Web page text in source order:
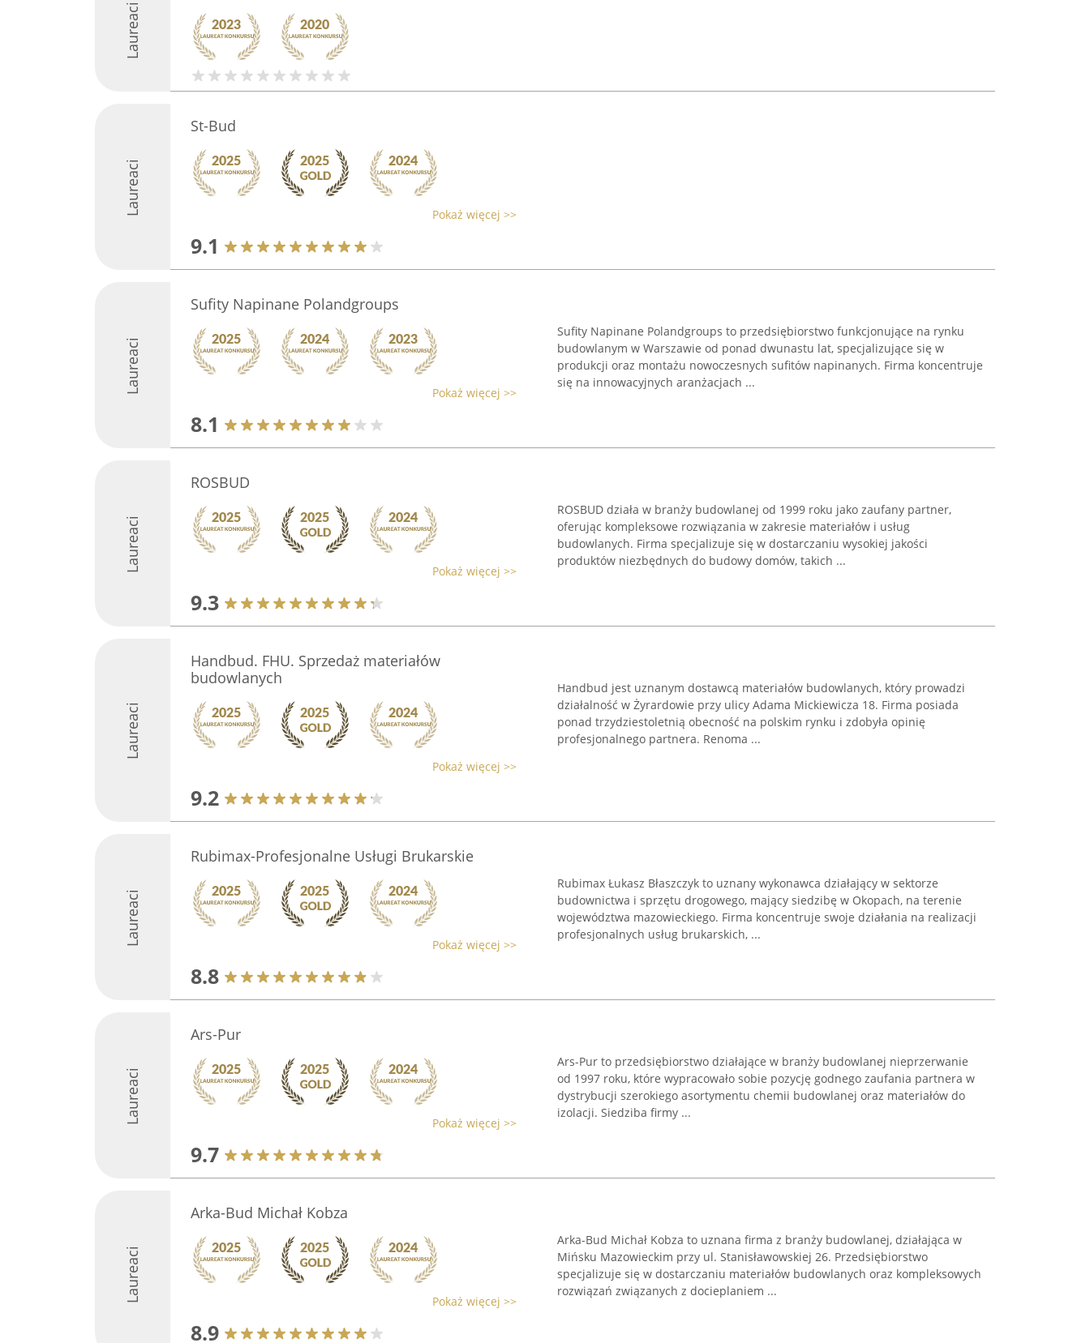
Laureaci
Laureaci
St-Bud
Pokaż więcej >>
9.1
Laureaci
Sufity Napinane Polandgroups
Pokaż więcej >>
8.1
Sufity Napinane Polandgroups to przedsiębiorstwo funkcjonujące na rynku
budowlanym w Warszawie od ponad dwunastu lat, specjalizujące się w
produkcji oraz montażu nowoczesnych sufitów napinanych. Firma koncentruje
się na innowacyjnych aranżacjach ...
Laureaci
ROSBUD
Pokaż więcej >>
9.3
ROSBUD działa w branży budowlanej od 1999 roku jako zaufany partner,
oferując kompleksowe rozwiązania w zakresie materiałów i usług
budowlanych. Firma specjalizuje się w dostarczaniu wysokiej jakości
produktów niezbędnych do budowy domów, takich ...
Laureaci
Handbud. FHU. Sprzedaż materiałów
budowlanych
Pokaż więcej >>
9.2
Handbud jest uznanym dostawcą materiałów budowlanych, który prowadzi
działalność w Żyrardowie przy ulicy Adama Mickiewicza 18. Firma posiada
ponad trzydziestoletnią obecność na polskim rynku i zdobyła opinię
profesjonalnego partnera. Renoma ...
Laureaci
Rubimax-Profesjonalne Usługi Brukarskie
Pokaż więcej >>
8.8
Rubimax Łukasz Błaszczyk to uznany wykonawca działający w sektorze
budownictwa i sprzętu drogowego, mający siedzibę w Okopach, na terenie
województwa mazowieckiego. Firma koncentruje swoje działania na realizacji
profesjonalnych usług brukarskich, ...
Laureaci
Ars-Pur
Pokaż więcej >>
9.7
Ars-Pur to przedsiębiorstwo działające w branży budowlanej nieprzerwanie
od 1997 roku, które wypracowało sobie pozycję godnego zaufania partnera w
dystrybucji szerokiego asortymentu chemii budowlanej oraz materiałów do
izolacji. Siedziba firmy ...
Laureaci
Arka-Bud Michał Kobza
Pokaż więcej >>
8.9
Arka-Bud Michał Kobza to uznana firma z branży budowlanej, działająca w
Mińsku Mazowieckim przy ul. Stanisławowskiej 26. Przedsiębiorstwo
specjalizuje się w dostarczaniu materiałów budowlanych oraz kompleksowych
rozwiązań związanych z docieplaniem ...